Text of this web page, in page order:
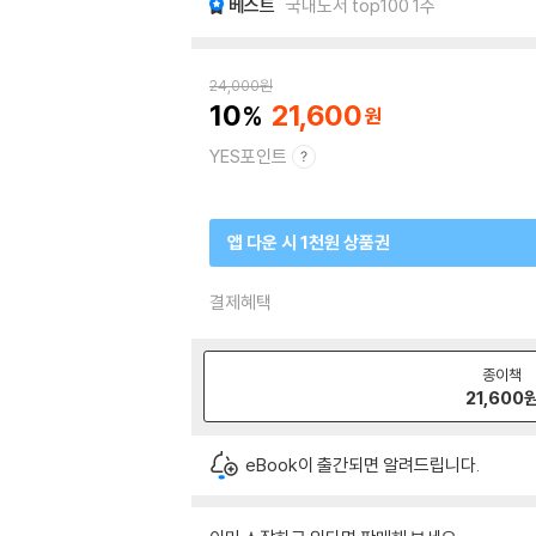
베스트 국내도서 top100 1주
24,000원
10 21,600
YES포인트
앱 다운 시 1천원 상품권
결제혜택
종이책
21,600
eBook이 출간되면 알려드립니다.